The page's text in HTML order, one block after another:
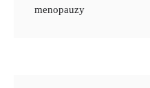
menopauzy